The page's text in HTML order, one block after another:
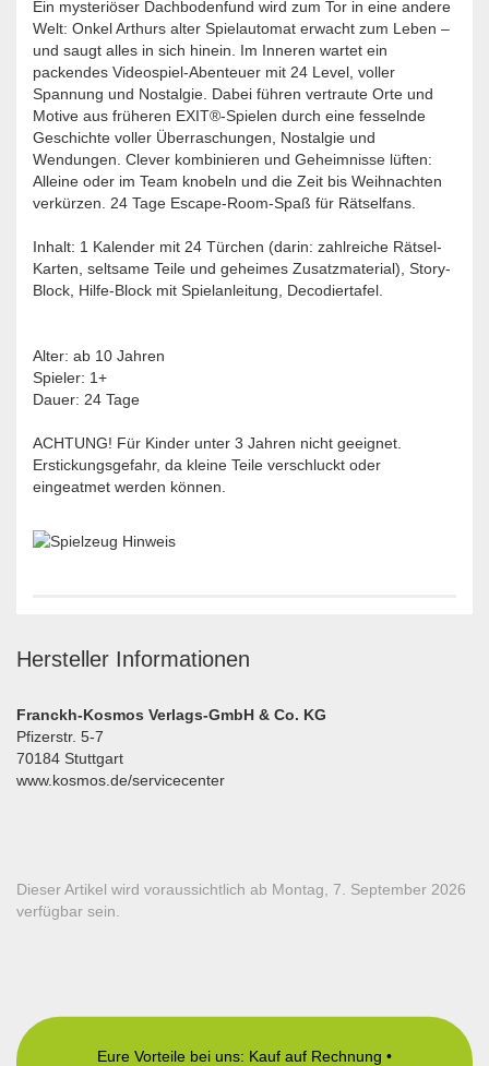
Ein mysteriöser Dachbodenfund wird zum Tor in eine andere
Welt: Onkel Arthurs alter Spielautomat erwacht zum Leben –
und saugt alles in sich hinein. Im Inneren wartet ein
packendes Videospiel-Abenteuer mit 24 Level, voller
Spannung und Nostalgie. Dabei führen vertraute Orte und
Motive aus früheren EXIT®-Spielen durch eine fesselnde
Geschichte voller Überraschungen, Nostalgie und
Wendungen. Clever kombinieren und Geheimnisse lüften:
Alleine oder im Team knobeln und die Zeit bis Weihnachten
verkürzen. 24 Tage Escape-Room-Spaß für Rätselfans.
Inhalt: 1 Kalender mit 24 Türchen (darin: zahlreiche Rätsel-
Karten, seltsame Teile und geheimes Zusatzmaterial), Story-
Block, Hilfe-Block mit Spielanleitung, Decodiertafel.
Alter: ab 10 Jahren
Spieler: 1+
Dauer: 24 Tage
ACHTUNG! Für Kinder unter 3 Jahren nicht geeignet.
Erstickungsgefahr, da kleine Teile verschluckt oder
eingeatmet werden können.
Hersteller Informationen
Franckh-Kosmos Verlags-GmbH & Co. KG
Pfizerstr. 5-7
70184 Stuttgart
www.kosmos.de/servicecenter
Dieser Artikel wird voraussichtlich ab Montag, 7. September 2026
verfügbar sein.
Eure Vorteile bei uns: Kauf auf Rechnung •